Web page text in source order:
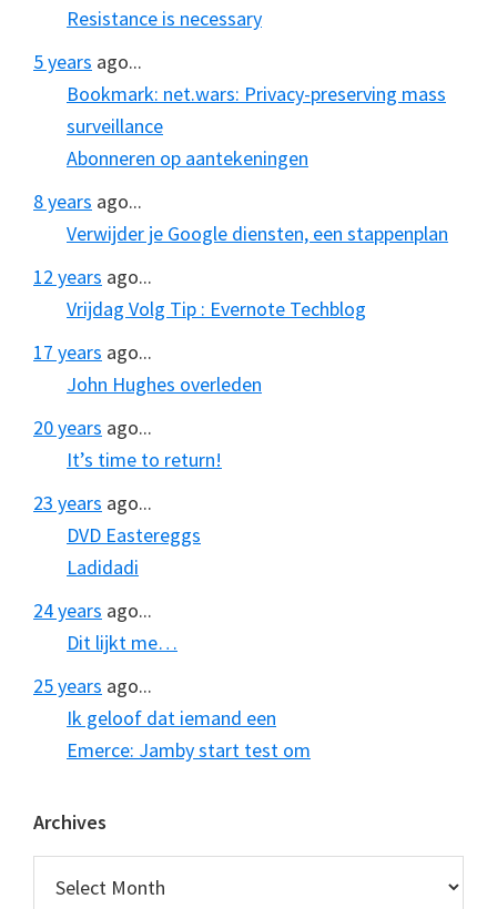
Resistance is necessary
5 years ago...
Bookmark: net.wars: Privacy-preserving mass
surveillance
Abonneren op aantekeningen
8 years ago...
Verwijder je Google diensten, een stappenplan
12 years ago...
Vrijdag Volg Tip : Evernote Techblog
17 years ago...
John Hughes overleden
20 years ago...
It’s time to return!
23 years ago...
DVD Eastereggs
Ladidadi
24 years ago...
Dit lijkt me…
25 years ago...
Ik geloof dat iemand een
Emerce: Jamby start test om
Archives